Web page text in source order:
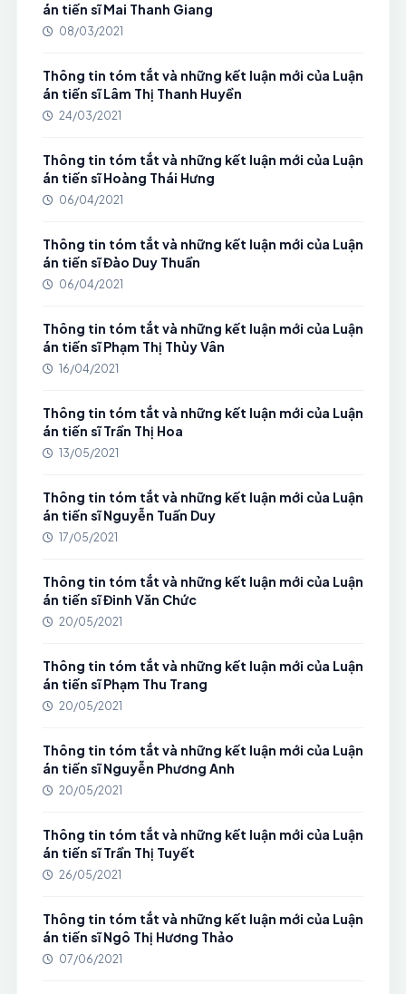
án tiến sĩ Mai Thanh Giang
08/03/2021
Thông tin tóm tắt và những kết luận mới của Luận
án tiến sĩ Lâm Thị Thanh Huyền
24/03/2021
Thông tin tóm tắt và những kết luận mới của Luận
án tiến sĩ Hoàng Thái Hưng
06/04/2021
Thông tin tóm tắt và những kết luận mới của Luận
án tiến sĩ Đào Duy Thuần
06/04/2021
Thông tin tóm tắt và những kết luận mới của Luận
án tiến sĩ Phạm Thị Thùy Vân
16/04/2021
Thông tin tóm tắt và những kết luận mới của Luận
án tiến sĩ Trần Thị Hoa
13/05/2021
Thông tin tóm tắt và những kết luận mới của Luận
án tiến sĩ Nguyễn Tuấn Duy
17/05/2021
Thông tin tóm tắt và những kết luận mới của Luận
án tiến sĩ Đinh Văn Chức
20/05/2021
Thông tin tóm tắt và những kết luận mới của Luận
án tiến sĩ Phạm Thu Trang
20/05/2021
Thông tin tóm tắt và những kết luận mới của Luận
án tiến sĩ Nguyễn Phương Anh
20/05/2021
Thông tin tóm tắt và những kết luận mới của Luận
án tiến sĩ Trần Thị Tuyết
26/05/2021
Thông tin tóm tắt và những kết luận mới của Luận
án tiến sĩ Ngô Thị Hương Thảo
07/06/2021